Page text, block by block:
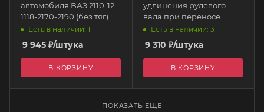
автомобиля ВАЗ 2110-12-
1118-2170-2190 (без тяг)
11183-3400010-3PD
PREMIUM DETAIL
Есть в наличии: 1
9 945 ₽/штука
В КОРЗИНУ
удлинения рулевого
вала при переносе
рулевой рейки NISSAN
S13, S14, Z33, Z34 SSE Parts
Shop MAX
Есть в наличии: 3
9 310 ₽/штука
В КОРЗИНУ
ПОКАЗАТЬ ЕЩЕ